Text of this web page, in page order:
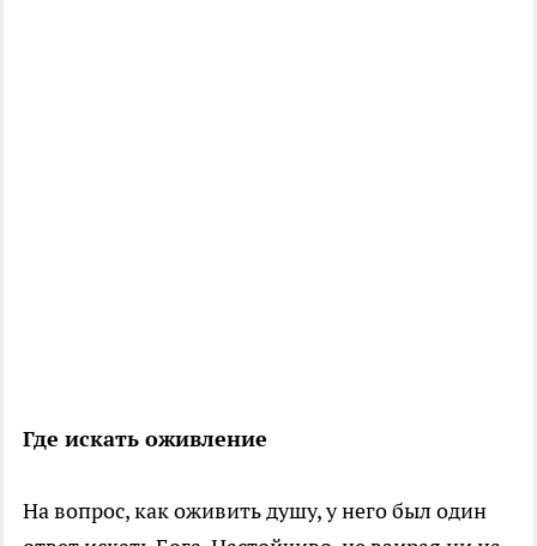
Где искать оживление
На вопрос, как оживить душу, у него был один